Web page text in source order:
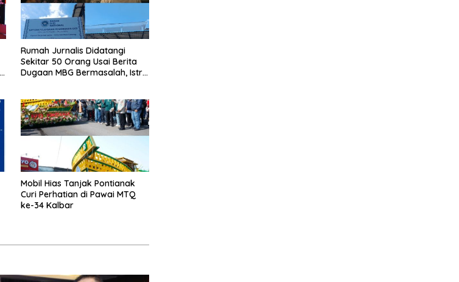
Rumah Jurnalis Didatangi
Sekitar 50 Orang Usai Berita
Dugaan MBG Bermasalah, Istri
Mobil Hias Tanjak Pontianak
Curi Perhatian di Pawai MTQ
ke-34 Kalbar